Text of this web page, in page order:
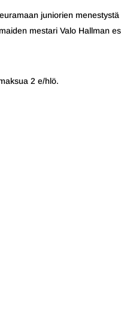
juniorien
mestari Valo Hallman
2 e/hlö.